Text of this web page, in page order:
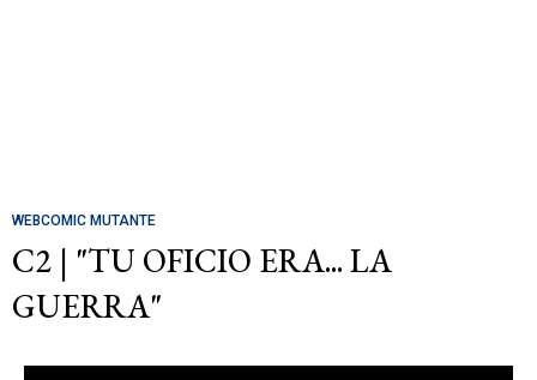
WEBCOMIC MUTANTE
C2 | "TU OFICIO ERA... LA
GUERRA"